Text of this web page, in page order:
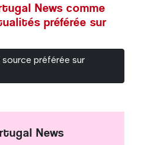
News comme
préférée sur
préférée sur
News